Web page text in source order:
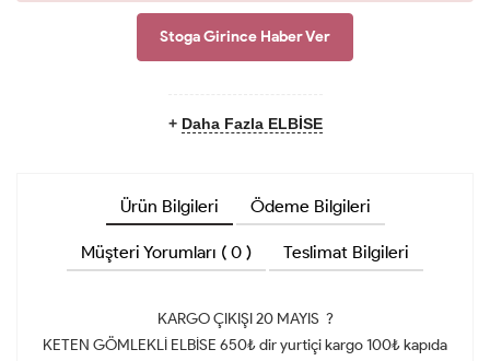
Stoga Girince Haber Ver
+ Daha Fazla ELBİSE
Ürün Bilgileri Ödeme Bilgileri
Müşteri Yorumları ( 0 ) Teslimat Bilgileri
KARGO ÇIKIŞI 20 MAYIS ?
KETEN GÖMLEKLİ ELBİSE 650₺ dir yurtiçi kargo 100₺ kapıda